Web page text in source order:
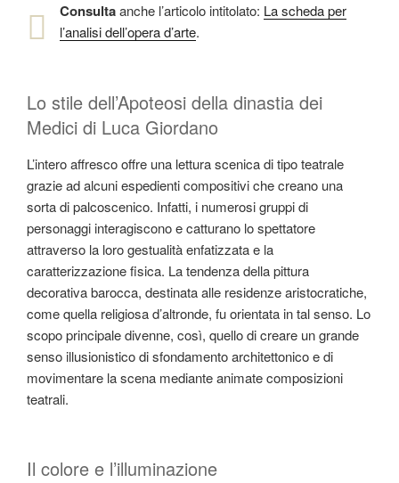
Consultaanche l’articolo intitolato: La scheda per
l’analisi dell’opera d’arte.
Lo stile dell’Apoteosi della dinastia dei
Medici di Luca Giordano
L’intero affresco offre una lettura scenica di tipo teatrale
grazie ad alcuni espedienti compositivi che creano una
sorta di palcoscenico. Infatti, i numerosi gruppi di
personaggi interagiscono e catturano lo spettatore
attraverso la loro gestualità enfatizzata e la
caratterizzazione fisica. La tendenza della pittura
decorativa barocca, destinata alle residenze aristocratiche,
come quella religiosa d’altronde, fu orientata in tal senso. Lo
scopo principale divenne, così, quello di creare un grande
senso illusionistico di sfondamento architettonico e di
movimentare la scena mediante animate composizioni
teatrali.
Il colore e l’illuminazione